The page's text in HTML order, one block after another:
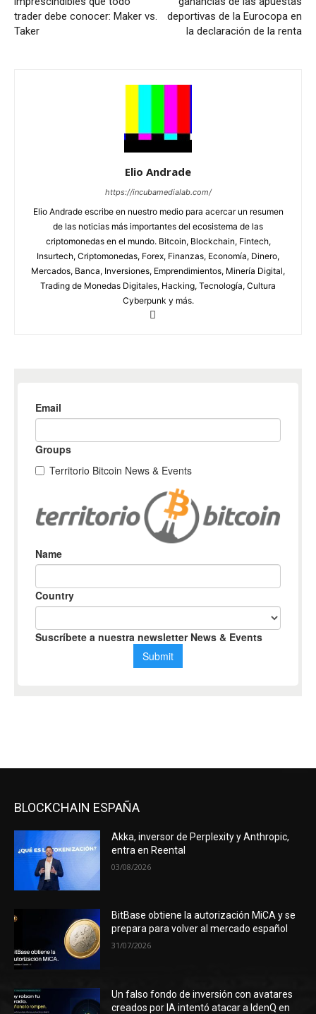
trader debe conocer: Maker vs.
Taker
deportivas de la Eurocopa en
la declaración de la renta
Elio Andrade
https://incubamedialab.com/
Elio Andrade escribe en nuestro medio para acercar un resumen
de las noticias más importantes del ecosistema de las
criptomonedas en el mundo. Bitcoin, Blockchain, Fintech,
Insurtech, Criptomonedas, Forex, Finanzas, Economía, Dinero,
Mercados, Banca, Inversiones, Emprendimientos, Minería Digital,
Trading de Monedas Digitales, Hacking, Tecnología, Cultura
Cyberpunk y más.
BLOCKCHAIN ESPAÑA
Akka, inversor de Perplexity y Anthropic,
entra en Reental
03/08/2026
BitBase obtiene la autorización MiCA y se
prepara para volver al mercado español
31/07/2026
Un falso fondo de inversión con avatares
creados por IA intentó atacar a IdenQ en